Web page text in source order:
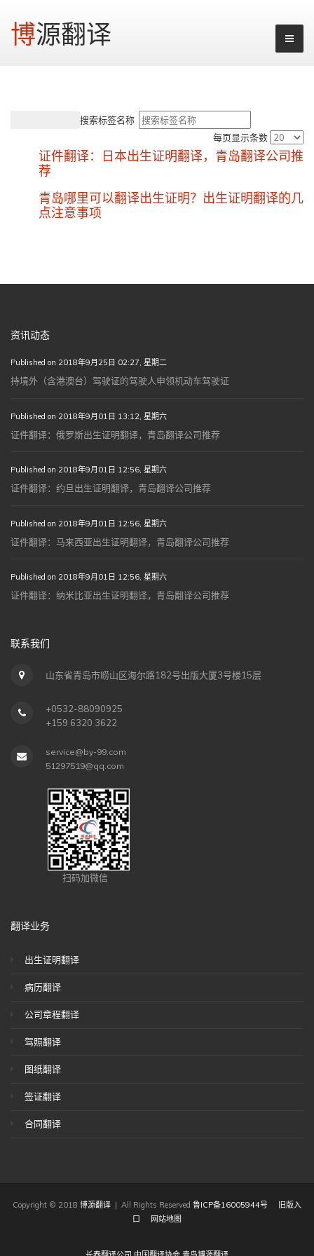
博源翻译
搜索标签名称
每页显示条数
证件翻译：日本出生证明翻译，青岛翻译公司推
荐
青岛哪里可以翻译出生证明？出生证明翻译的几
点注意事项
资讯动态
Published on 2018年9月25日 02:27, 星期二
持境外（含港澳台）驾驶证的驾驶人申领机动车驾驶证
Published on 2018年9月01日 13:12, 星期六
证件翻译：俄罗斯出生证明翻译，青岛翻译公司推荐
Published on 2018年9月01日 12:56, 星期六
证件翻译：约旦出生证明翻译，青岛翻译公司推荐
Published on 2018年9月01日 12:56, 星期六
证件翻译：马来西亚出生证明翻译，青岛翻译公司推荐
Published on 2018年9月01日 12:56, 星期六
证件翻译：纳米比亚出生证明翻译，青岛翻译公司推荐
联系我们
山东省青岛市崂山区海尔路182号出版大厦3号楼15层
+0532-88090925
+159 6320 3622
service@by-99.com
51297519@qq.com
扫码加微信
翻译业务
出生证明翻译
病历翻译
公司章程翻译
驾照翻译
图纸翻译
签证翻译
合同翻译
Copyright © 2018 博源翻译 | All Rights Reserved 鲁ICP备16005944号
旧版入
口
网站地图